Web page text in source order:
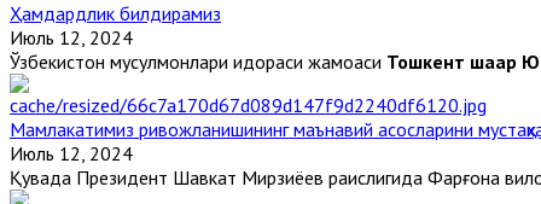
Ҳамдардлик билдирамиз
Июль 12, 2024
Ўзбекистон мусулмонлари идораси жамоаси Тошкент шаҳар
Мамлакатимиз ривожланишининг маънавий асосларини
Июль 12, 2024
Қувада Президент Шавкат Мирзиёев раислигида Фарғона